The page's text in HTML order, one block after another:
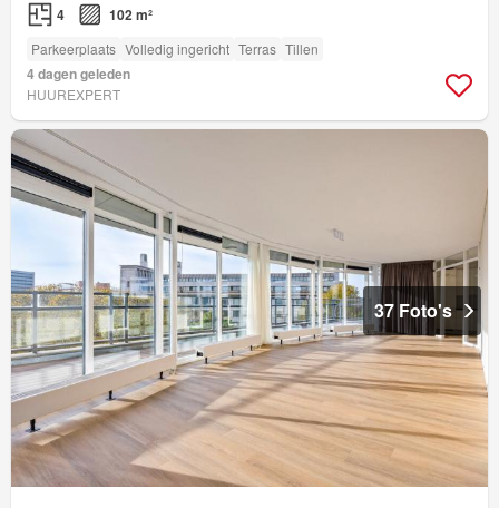
4 102 m²
Parkeerplaats Volledig ingericht Terras Tillen
4 dagen geleden
HUUREXPERT
37 Foto's